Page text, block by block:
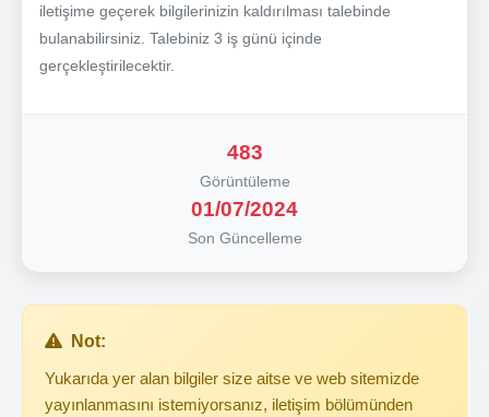
iletişime geçerek bilgilerinizin kaldırılması talebinde
bulanabilirsiniz. Talebiniz 3 iş günü içinde
gerçekleştirilecektir.
483
Görüntüleme
01/07/2024
Son Güncelleme
Not:
Yukarıda yer alan bilgiler size aitse ve web sitemizde
yayınlanmasını istemiyorsanız, iletişim bölümünden